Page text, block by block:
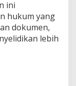
ini
hukum yang
dokumen,
lebih